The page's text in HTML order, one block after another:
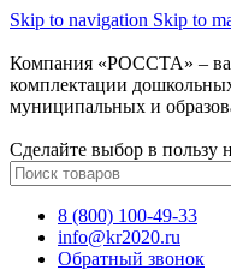
Skip to navigation Skip to
Компания «РОССТА» –
комплектации
муниципальных и
Сделайте выбор в пользу
8 (800) 100-49-33
info@kr2020.ru
Обратный звонок